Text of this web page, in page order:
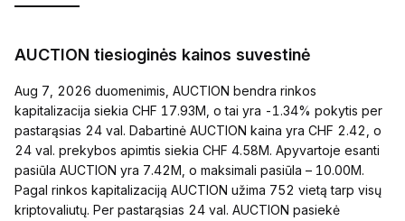
AUCTION tiesioginės kainos suvestinė
Aug 7, 2026 duomenimis, AUCTION bendra rinkos
kapitalizacija siekia CHF 17.93M, o tai yra -1.34% pokytis per
pastarąsias 24 val. Dabartinė AUCTION kaina yra CHF 2.42, o
24 val. prekybos apimtis siekia CHF 4.58M. Apyvartoje esanti
pasiūla AUCTION yra 7.42M, o maksimali pasiūla – 10.00M.
Pagal rinkos kapitalizaciją AUCTION užima 752 vietą tarp visų
kriptovaliutų. Per pastarąsias 24 val. AUCTION pasiekė